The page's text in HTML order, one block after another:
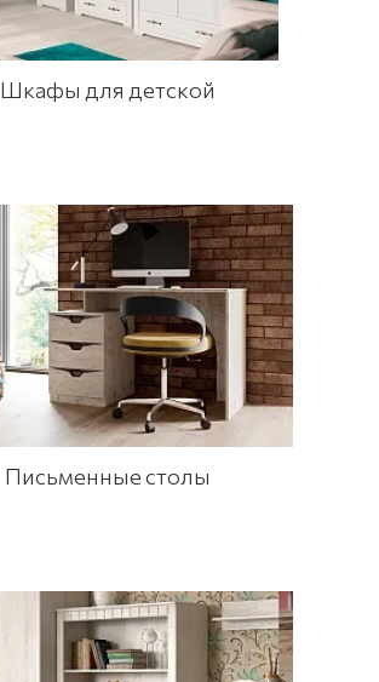
Шкафы для детской
Письменные столы